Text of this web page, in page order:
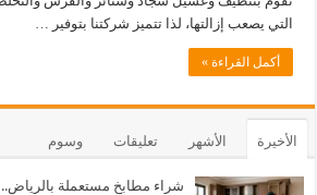
التي يصعب إزالتها، لذا تتميز شركتنا بتوفير …
أكمل القراءة »
الأخيرة الأشهر تعليقات وسوم
شراء مطابخ مستعملة